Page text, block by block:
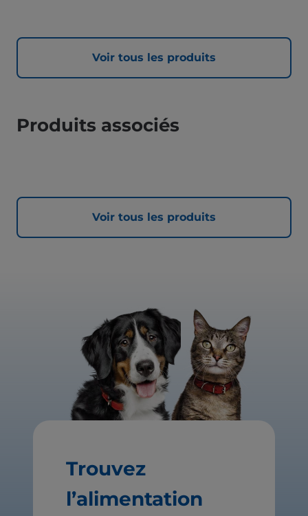
Voir tous les produits
Produits associés
Voir tous les produits
Trouvez
l’alimentation